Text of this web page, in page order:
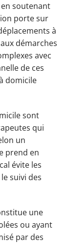
en soutenant
porte sur
à
démarches
avec
de ces
domicile
sont
qui
un
prend en
évite les
suivi des
une
ou ayant
par des